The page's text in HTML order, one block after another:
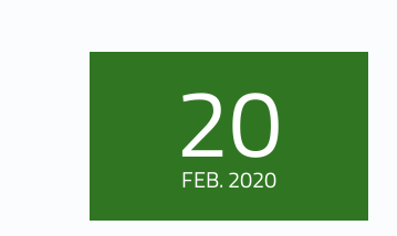
POSTED ON:
20
FEB.2020